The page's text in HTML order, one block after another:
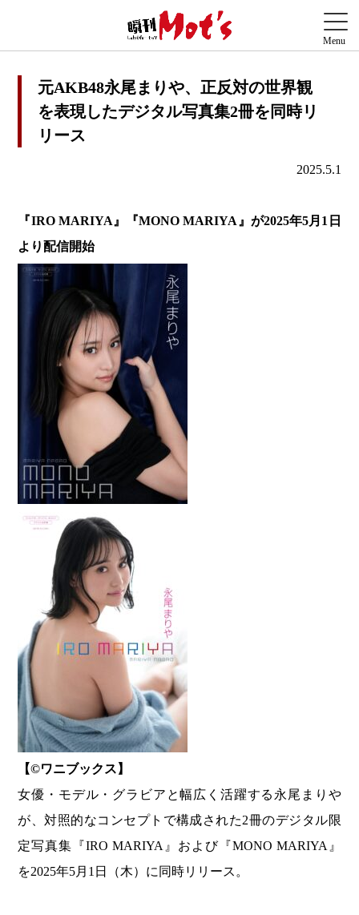
元AKB48永尾まりや、正反対の世界観
を表現したデジタル写真集2冊を同時リ
リース
2025.5.1
『IRO MARIYA』『MONO MARIYA』が2025年5月1日
より配信開始
【©️ワニブックス】
女優・モデル・グラビアと幅広く活躍する永尾まりや
が、対照的なコンセプトで構成された2冊のデジタル限
定写真集『IRO MARIYA』および『MONO MARIYA』
を2025年5月1日（木）に同時リリース。